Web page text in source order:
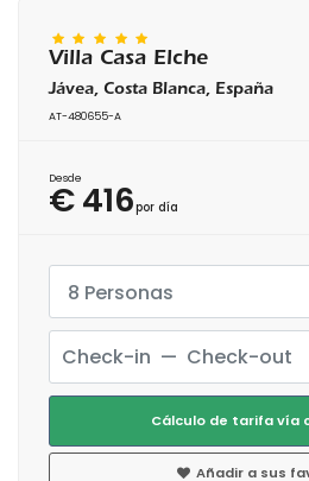
Villa Casa Elche
Jávea, Costa Blanca, España
AT-480655-A
Desde
€ 416por día
8 Personas
Cálculo de tarifa vía
Añadir a sus